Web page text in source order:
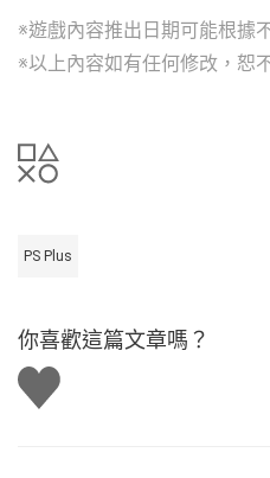
※遊戲內容推出日期可能根據
※以上內容如有任何修改，恕
PS Plus
你喜歡這篇文章嗎？
讚